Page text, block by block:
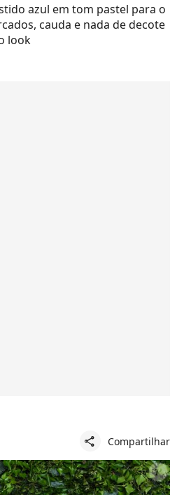
azul em tom pastel para o
cauda e nada de decote
look
share Compartilhar